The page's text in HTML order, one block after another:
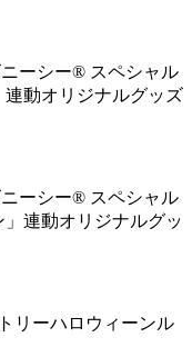
ーシー® スペシャル
動オリジナルグッズ
ーシー® スペシャル
連動オリジナルグッ
リーハロウィーンル